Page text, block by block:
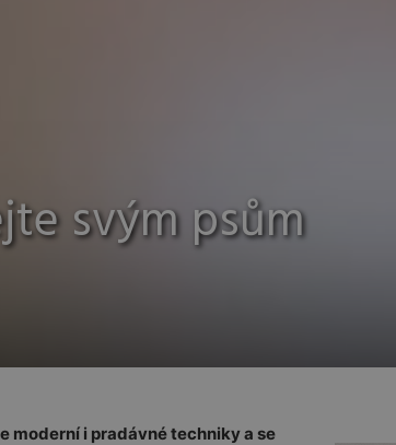
svým psům
moderní i pradávné techniky a se